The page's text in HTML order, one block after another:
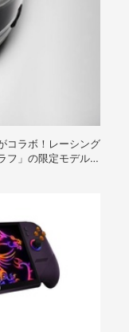
コラボ！レーシング
フ」の限定モデルが